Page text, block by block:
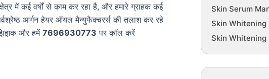
में कई वर्षों से काम कर रहा है, और हमारे ग्राहक कई
आर्गन हेयर ऑयल मैन्युफैक्चरर्स की तलाश कर रहे
और हमें 7696930773 पर कॉल करें
Skin Serum
Skin
Skin